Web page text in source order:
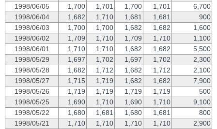
1998/06/05
1,700 1,701 1,700 1,701
6,700
1998/06/04
1,682 1,710 1,681 1,681
900
1998/06/03
1,700 1,700 1,682 1,682
1,600
1998/06/02
1,709 1,710 1,709 1,710
1,100
1998/06/01
1,710 1,710 1,682 1,682
5,500
1998/05/29
1,697 1,702 1,697 1,702
2,300
1998/05/28
1,682 1,712 1,682 1,712
2,100
1998/05/27
1,715 1,719 1,682 1,682
7,900
1998/05/26
1,719 1,719 1,719 1,719
500
1998/05/25
1,690 1,710 1,690 1,710
9,100
1998/05/22
1,680 1,681 1,680 1,681
800
1998/05/21
1,710 1,710 1,710 1,710
2,900